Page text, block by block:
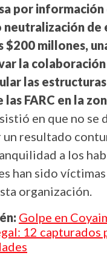
por
neutralización de
$200 millones,
la
las
las FARC en la
en que no se
un resultado
a los
han sido
organización.
Golpe en
12 capturados